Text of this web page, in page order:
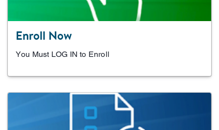
Enroll Now
You Must LOG IN to Enroll